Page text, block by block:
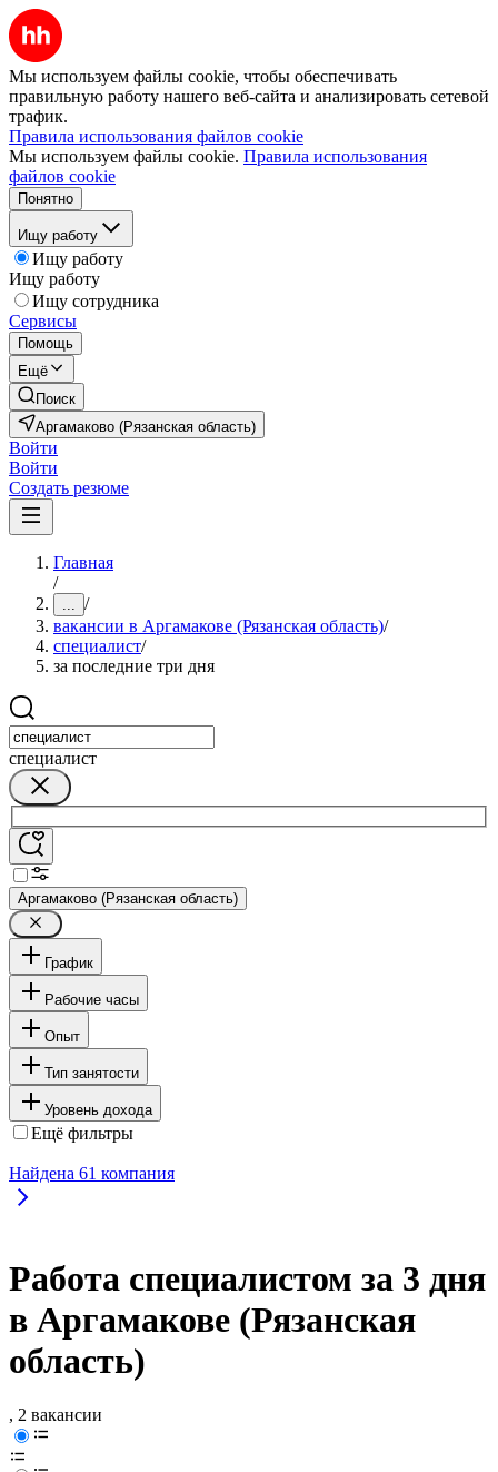
Мы используем файлы cookie, чтобы обеспечивать
правильную работу нашего веб-сайта и анализировать сетевой
трафик.
Правила использования файлов cookie
Мы используем файлы cookie. Правила использования
файлов cookie
Понятно
Ищу работу
Ищу работу
Ищу работу
Ищу сотрудника
Сервисы
Помощь
Ещё
Поиск
Аргамаково (Рязанская область)
Войти
Войти
Создать резюме
Главная
/
... /
вакансии в Аргамакове (Рязанская область)/
специалист/
за последние три дня
специалист
Аргамаково (Рязанская область)
График
Рабочие часы
Опыт
Тип занятости
Уровень дохода
Ещё фильтры
Найдена 61 компания
Работа специалистом за 3 дня
в Аргамакове (Рязанская
область)
, 2 вакансии